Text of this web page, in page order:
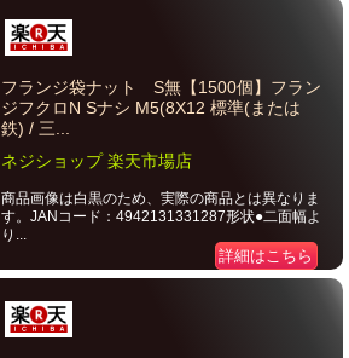
フランジ袋ナット S無【1500個】フラン
ジフクロN Sナシ M5(8X12 標準(または
鉄) / 三...
ネジショップ 楽天市場店
商品画像は白黒のため、実際の商品とは異なりま
す。JANコード：4942131331287形状●二面幅よ
り...
詳細はこちら